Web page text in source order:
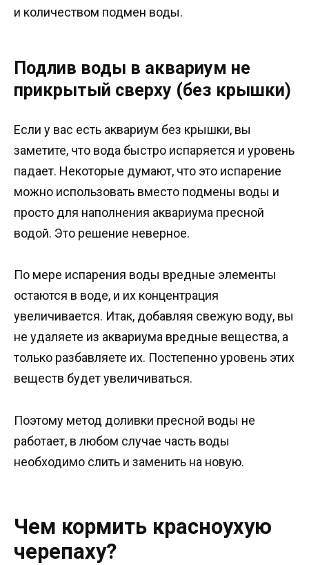
и количеством подмен воды.
Подлив воды в аквариум не
прикрытый сверху (без крышки)
Если у вас есть аквариум без крышки, вы
заметите, что вода быстро испаряется и уровень
падает. Некоторые думают, что это испарение
можно использовать вместо подмены воды и
просто для наполнения аквариума пресной
водой. Это решение неверное.
По мере испарения воды вредные элементы
остаются в воде, и их концентрация
увеличивается. Итак, добавляя свежую воду, вы
не удаляете из аквариума вредные вещества, а
только разбавляете их. Постепенно уровень этих
веществ будет увеличиваться.
Поэтому метод доливки пресной воды не
работает, в любом случае часть воды
необходимо слить и заменить на новую.
Чем кормить красноухую
черепаху?